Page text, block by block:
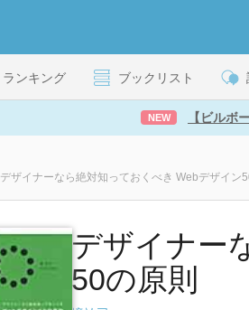
ランキング ブックリスト
NEW 【ビルボ
デザイナーなら絶対知っておくべき Webデザイン
デザイナー
50の原則